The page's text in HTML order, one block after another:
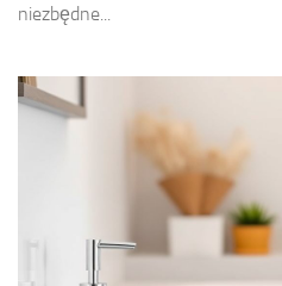
niezbędne...